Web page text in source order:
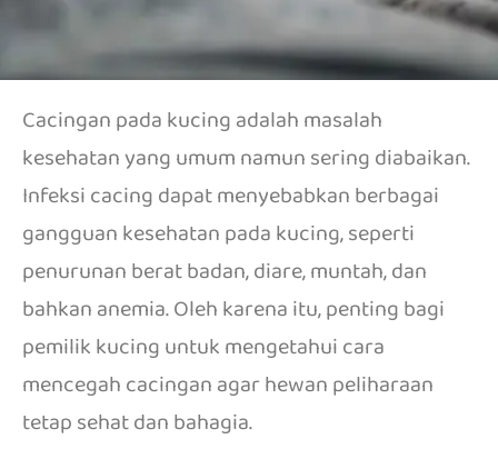
Cacingan pada kucing adalah masalah
kesehatan yang umum namun sering diabaikan.
Infeksi cacing dapat menyebabkan berbagai
gangguan kesehatan pada kucing, seperti
penurunan berat badan, diare, muntah, dan
bahkan anemia.Oleh karena itu, penting bagi
pemilik kucing untuk mengetahui cara
mencegah cacingan agar hewan peliharaan
tetap sehat dan bahagia.